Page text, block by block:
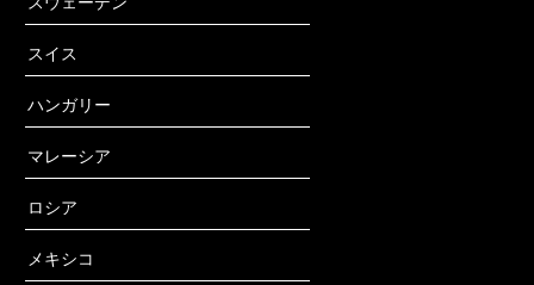
スイス
ハンガリー
マレーシア
ロシア
メキシコ